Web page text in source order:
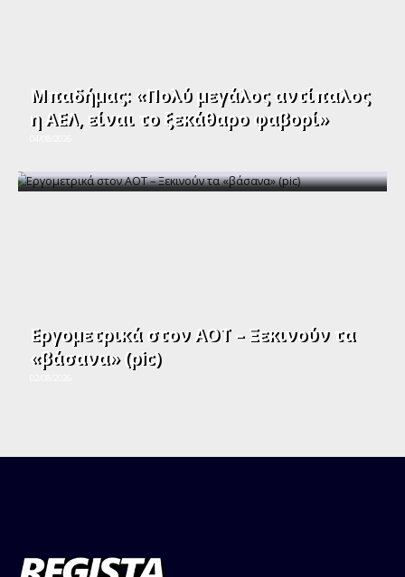
Μπαδήμας: «Πολύ μεγάλος αντίπαλος
η ΑΕΛ, είναι το ξεκάθαρο φαβορί»
Εργομετρικά στον ΑΟΤ – Ξεκινούν τα
«βάσανα» (pic)